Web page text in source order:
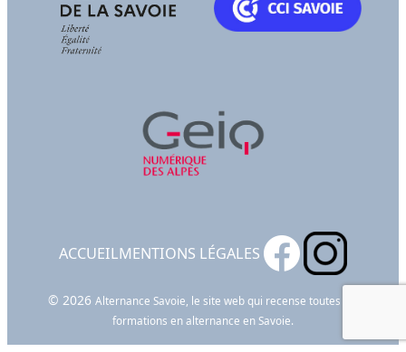
ACCUEILMENTIONS LÉGALES
© 2026 Alternance Savoie, le site web qui recense toutes les
formations en alternance en Savoie.